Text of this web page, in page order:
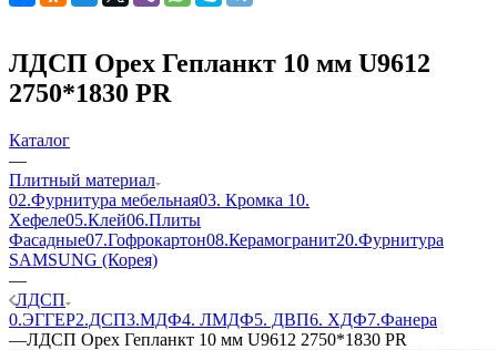
ЛДСП Орех Гепланкт 10 мм U9612
2750*1830 PR
Каталог
—
Плитный материал
02.Фурнитура мебельная03. Кромка 10.
Хефеле05.Клей06.Плиты
Фасадные07.Гофрокартон08.Керамогранит20.Фурнитура
SAMSUNG (Корея)
—
ЛДСП
0.ЭГГЕР2.ДСП3.МДФ4. ЛМДФ5. ДВП6. ХДФ7.Фанера
—ЛДСП Орех Гепланкт 10 мм U9612 2750*1830 PR